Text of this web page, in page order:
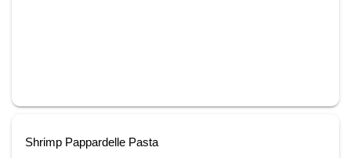
Shrimp Pappardelle Pasta